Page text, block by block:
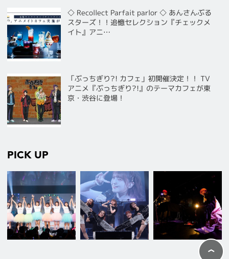
◇ Recollect Parfait parlor ◇ あんさんぶる
スターズ！！追憶セレクション『チェックメ
イト』アニ…
「ぶっちぎり?! カフェ」初開催決定！！ TV
アニメ『ぶっちぎり?!』のテーマカフェが東
京・渋谷に登場！
PICK UP